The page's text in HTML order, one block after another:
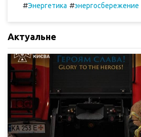
#Энергетика #энергосбережение
Актуальне